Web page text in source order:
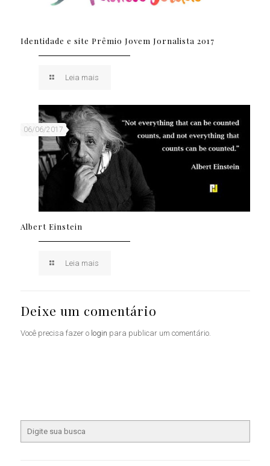
Identidade e site Prêmio Jovem Jornalista 2017
Leia mais
06/06/2017
Albert Einstein
Leia mais
Deixe um comentário
Você precisa fazer o login para publicar um comentário.